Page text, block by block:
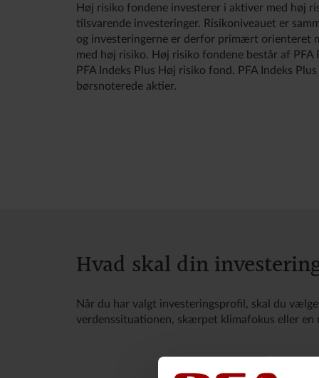
Høj risiko fondene investerer i aktiver med høj
tilsvarende investeringer. Risikoniveauet er
og investeringerne er derfor primært orienteret
med høj risiko. Høj risiko fondene består af
PFA Indeks Plus Høj risiko fond. PFA Indeks
børsnoterede aktier.
Hvad skal din
Når du har valgt investeringsprofil, skal du
verdenssituationen, skærpet klimafokus eller